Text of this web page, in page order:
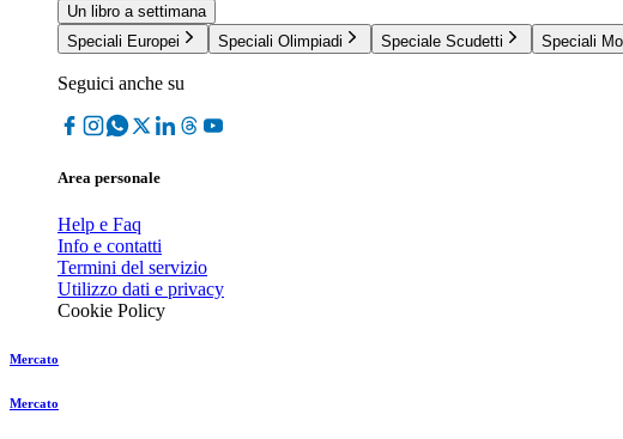
Un libro a settimana
Speciali Europei
Speciali Olimpiadi Speciale Scudetti Speciali
Seguici anche su
Area personale
Help e Faq
Info e contatti
Termini del servizio
Utilizzo dati e privacy
Cookie Policy
Mercato
Mercato